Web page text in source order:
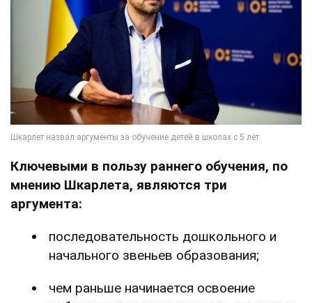
Ключевыми в пользу раннего обучения, по
мнению Шкарлета, являются три
аргумента:
последовательность дошкольного и
начального звеньев образования;
чем раньше начинается освоение